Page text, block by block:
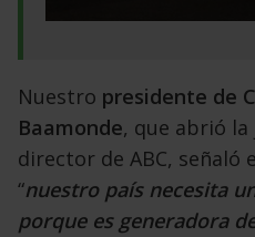
Nuestro presidente de
Baamonde, que abrió
director de ABC,
“nuestro país necesita
porque es generadora